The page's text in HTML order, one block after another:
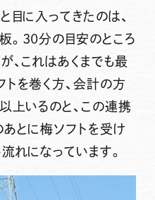
目に入ってきたのは、
。30分の目安のところ
、これはあくまでも最
を巻く方、会計の方
上いるのと、この連携
とに梅ソフトを受け
れになっています。